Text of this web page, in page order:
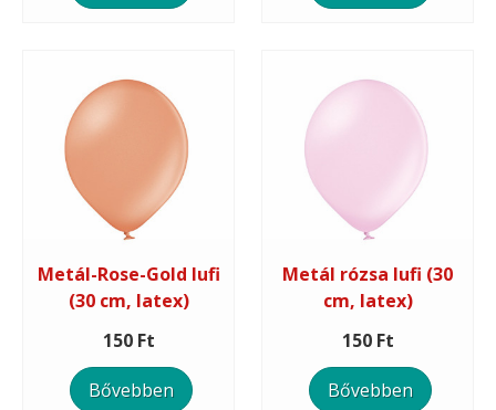
Metál-Rose-Gold lufi
(30 cm, latex)
150 Ft
Bővebben
Metál rózsa lufi (30
cm, latex)
150 Ft
Bővebben